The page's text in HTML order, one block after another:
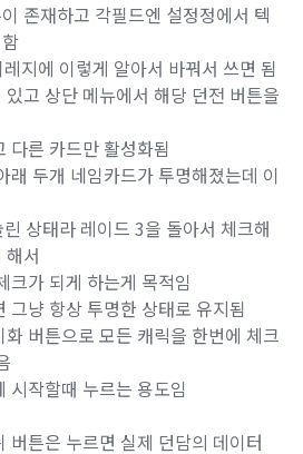
존재하고 각필드엔 설정정에서 텍
지에 이렇게 알아서 바꿔서 쓰면 됨
고 상단 메뉴에서 해당 던전 버튼을
다른 카드만 활성화됨
래 두개 네임카드가 투명해졌는데 이
상태라 레이드 3을 돌아서 체크해
해서
크가 되게 하는게 목적임
그냥 항상 투명한 상태로 유지됨
버튼으로 모든 캐릭을 한번에 체크
시작할때 누르는 용도임
버튼은 누르면 실제 던담의 데이터